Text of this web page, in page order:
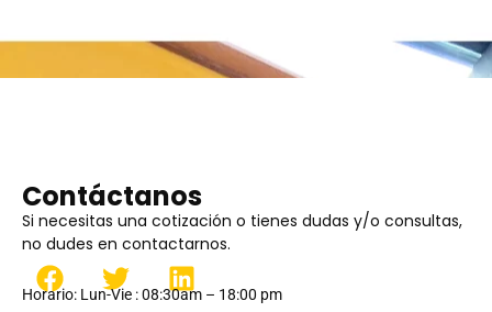
Contáctanos
Si necesitas una cotización o tienes dudas y/o consultas,
no dudes en contactarnos.
Horario: Lun-Vie : 08:30am – 18:00 pm